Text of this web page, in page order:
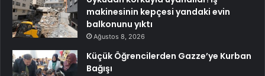
makinesinin kepçesi yandaki evin
balkonunu yıktı
Ağustos 8, 2026
Küçük Öğrencilerden Gazze’ye Kurban
Bağışı